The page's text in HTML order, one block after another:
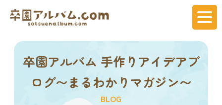
卒園アルバム 手作りアイデアブ
ログ〜まるわかりマガジン〜
BLOG